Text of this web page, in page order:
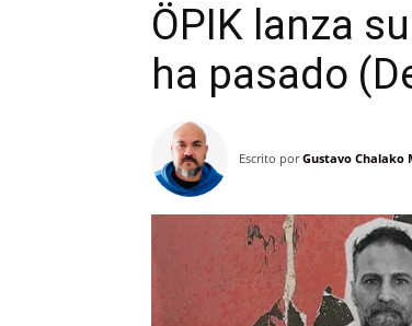
ÖPIK lanza
ha pasado
Escrito por Gustavo Chalako